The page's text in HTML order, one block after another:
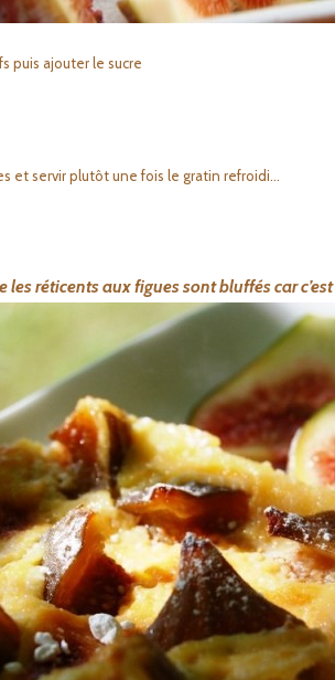
puis ajouter le sucre
et servir plutôt une fois le gratin refroidi…
les réticents aux figues sont bluffés car